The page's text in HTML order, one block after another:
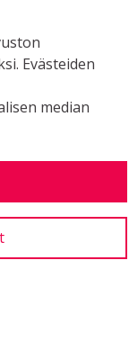
Evästeiden
median
ja